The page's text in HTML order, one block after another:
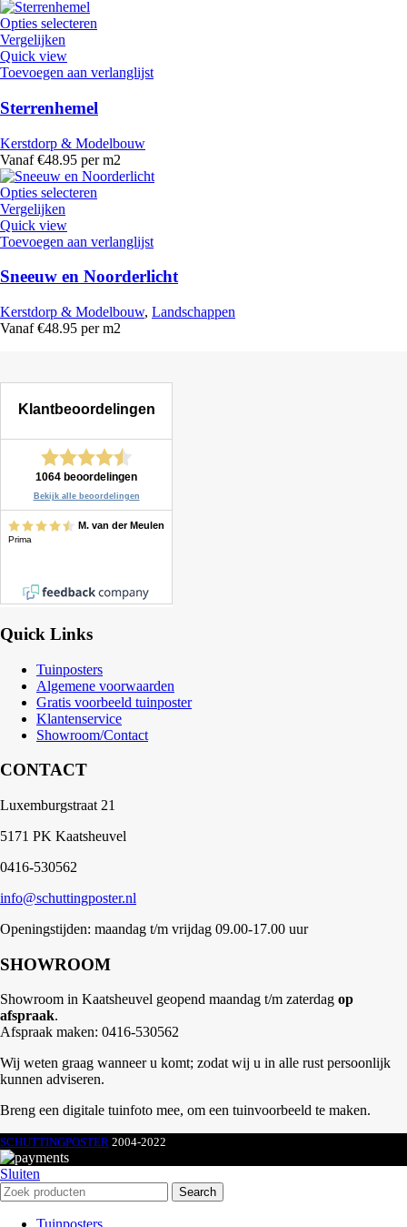
Opties selecteren
Vergelijken
Quick view
Toevoegen aan verlanglijst
Sterrenhemel
Kerstdorp & Modelbouw
Vanaf €48.95 per m2
Opties selecteren
Vergelijken
Quick view
Toevoegen aan verlanglijst
Sneeuw en Noorderlicht
Kerstdorp & Modelbouw, Landschappen
Vanaf €48.95 per m2
Quick Links
Tuinposters
Algemene voorwaarden
Gratis voorbeeld tuinposter
Klantenservice
Showroom/Contact
CONTACT
Luxemburgstraat 21
5171 PK Kaatsheuvel
0416-530562
info@schuttingposter.nl
Openingstijden: maandag t/m vrijdag 09.00-17.00 uur
SHOWROOM
Showroom in Kaatsheuvel geopend maandag t/m zaterdag op
afspraak.
Afspraak maken: 0416-530562
Wij weten graag wanneer u komt; zodat wij u in alle rust persoonlijk
kunnen adviseren.
Breng een digitale tuinfoto mee, om een tuinvoorbeeld te maken.
SCHUTTINGPOSTER 2004-2022
Sluiten
Search